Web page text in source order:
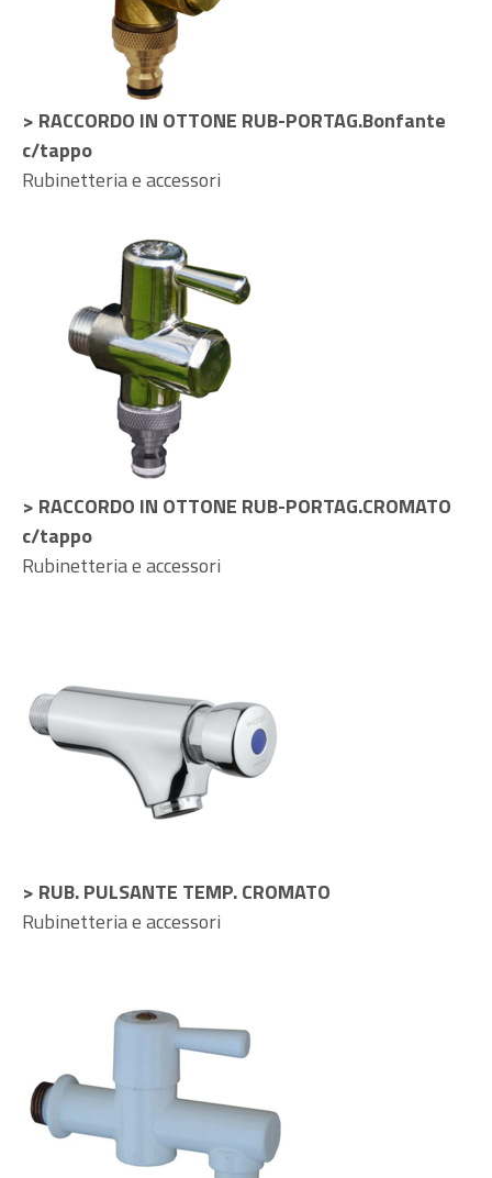
> RACCORDO IN OTTONE RUB-PORTAG.Bonfante
c/tappo
Rubinetteria e accessori
> RACCORDO IN OTTONE RUB-PORTAG.CROMATO
c/tappo
Rubinetteria e accessori
> RUB. PULSANTE TEMP. CROMATO
Rubinetteria e accessori